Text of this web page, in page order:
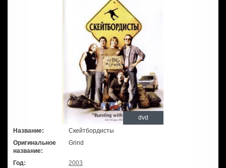
dvd
Название:
Скейтбордисты
Оригинальное
название:
Grind
Год:
2003